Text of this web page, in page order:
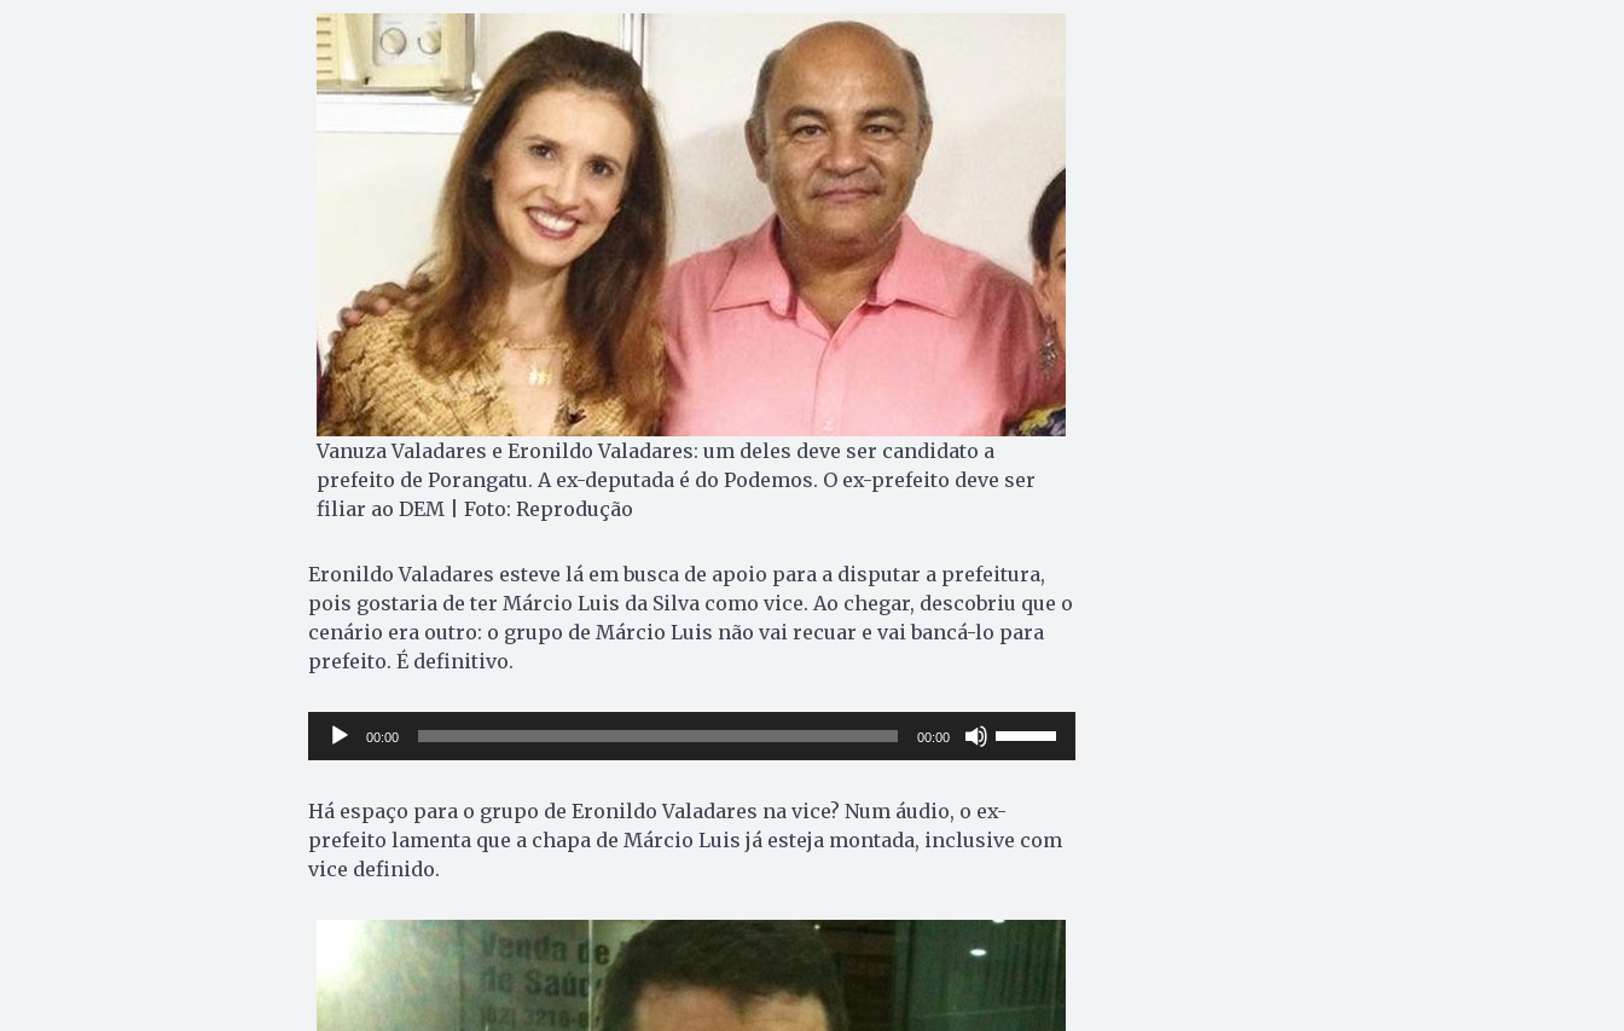
Vanuza Valadares e Eronildo Valadares: um deles deve ser candidato a
prefeito de Porangatu. A ex-deputada é do Podemos. O ex-prefeito deve ser
filiar ao DEM | Foto: Reprodução
Eronildo Valadares esteve lá em busca de apoio para a disputar a prefeitura,
pois gostaria de ter Márcio Luis da Silva como vice. Ao chegar, descobriu que o
cenário era outro: o grupo de Márcio Luis não vai recuar e vai bancá-lo para
prefeito. É definitivo.
Tocador00:00 00:00
para
cima
baixo
ou
Há espaço para o grupo de Eronildo Valadares na vice? Num áudio, o ex-
prefeito lamenta que a chapa de Márcio Luis já esteja montada, inclusive com
vice definido.